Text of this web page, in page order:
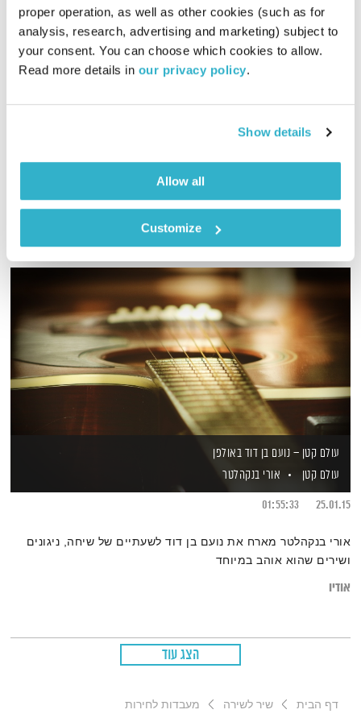
proper operation, as well as other cookies (such as for
analysis, research, advertising and marketing) subject to
your consent. You can choose which cookies to allow.
Read more details in our privacy policy.
Show details
Allow all
Customize
רוח על המים – Dj Salam
אוריינטלי גלובלי
רובן להב
רובן להב (בלאק לולו) מציג – "אוריינטלי גלובלי" סדרה מיוחדת בה
Dj Salam (צרפת)
עולם קטן – נועם בן דוד באולפן
עולם קטן
אורי בנקהלטר
25.01.15
01:55:33
אורי בנקהלטר מארח את נועם בן דוד לשעתיים של שיחה, ניגונים
ושירים שהוא אוהב במיוחד
אודיו
הצג עוד
דף הבית שיר לשירה מעבדות לחירות